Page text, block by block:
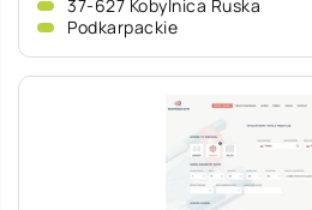
37-627 Kobylnica Ruska
Podkarpackie